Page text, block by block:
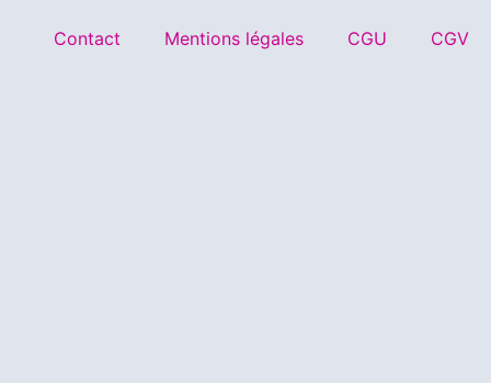
Contact Mentions légales CGU CGV